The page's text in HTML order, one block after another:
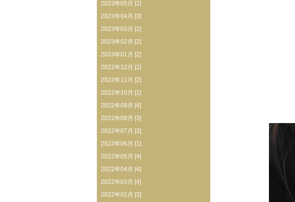
2023年05月 [2]
2023年04月 [3]
2023年03月 [2]
2023年02月 [2]
2023年01月 [2]
2022年12月 [2]
2022年11月 [2]
2022年10月 [1]
2022年09月 [4]
2022年08月 [3]
2022年07月 [3]
2022年06月 [1]
2022年05月 [4]
2022年04月 [4]
2022年03月 [4]
2022年02月 [3]